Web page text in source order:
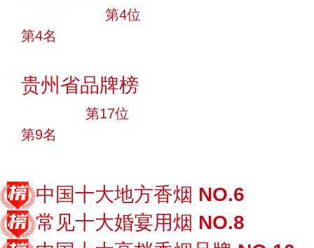
第4位
第4名
贵州省品牌榜
第17位
第9名
中国十大地方香烟 NO.6
常见十大婚宴用烟 NO.8